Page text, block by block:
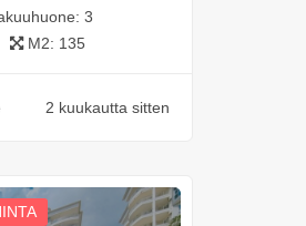
3
M2: 135
2 kuukautta sitten